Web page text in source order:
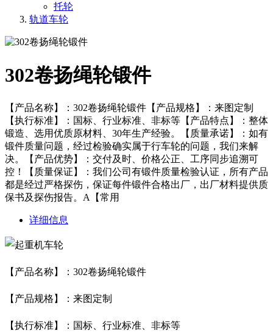
托轮
轨道车轮
302卷扬绳轮锻件
【产品名称】：302卷扬绳轮锻件【产品规格】：来图定制
【执行标准】：国标、行业标准、非标等【产品特点】：整体
锻造、选用优质原材料、30年生产经验。【质量承诺】：如有
锻件质量问题，经过检验确实属于行车轮的问题，我们来解
决。【产品优势】：交付及时、价格公正、工序同步追溯可
控！【质量保证】：我们公司有锻件质量检验认证，所有产品
都是经过严格探伤，保证每件锻件合格出厂，出厂材料提供质
保书及探伤报告。A【常用
详细信息
【产品名称】：302卷扬绳轮锻件
【产品规格】：来图定制
【执行标准】：国标、行业标准、非标等